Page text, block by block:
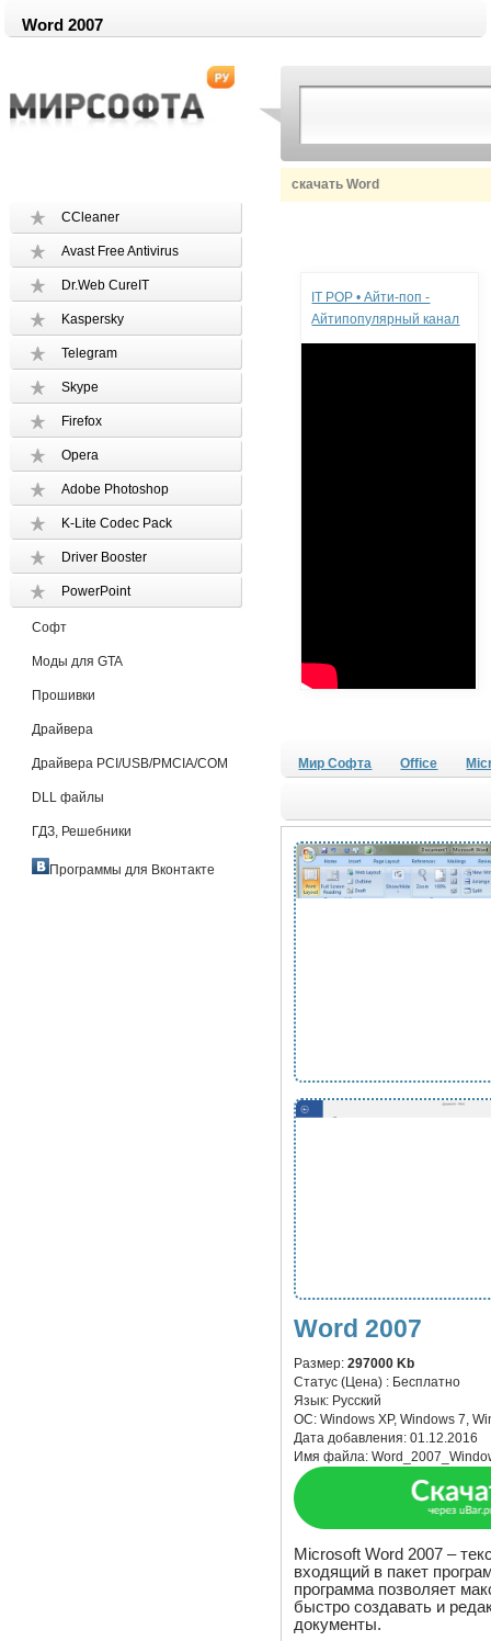
Word 2007
скачать Word
CCleaner
Avast Free Antivirus
Dr.Web CureIT
Kaspersky
Telegram
Skype
Firefox
Opera
Adobe Photoshop
K-Lite Codec Pack
Driver Booster
PowerPoint
Софт
Моды для GTA
Прошивки
Драйвера
Драйвера PCI/USB/PMCIA/COM
DLL файлы
ГДЗ, Решебники
Программы для Вконтакте
IT POP • Айти-поп -
Айтипопулярный канал
Мир Софта Office
Word 2007
Размер:297000 Kb
Статус (Цена) : Бесплатно
Язык: Русский
ОС:Windows XP, Windows 7,
Дата добавления:01.12.2016
Имя файла:
Microsoft Word 2007 –
входящий в пакет
программа позволяет
быстро создавать и
документы.